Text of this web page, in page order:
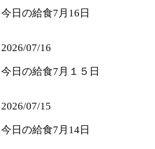
今日の給食7月16日
2026/07/16
今日の給食7月１５日
2026/07/15
今日の給食7月14日